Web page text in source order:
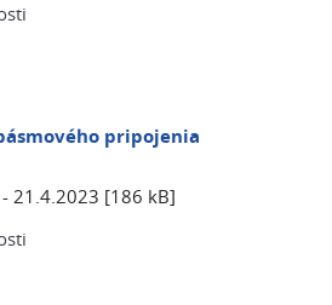
pripojenia
- 21.4.2023 [186 kB]